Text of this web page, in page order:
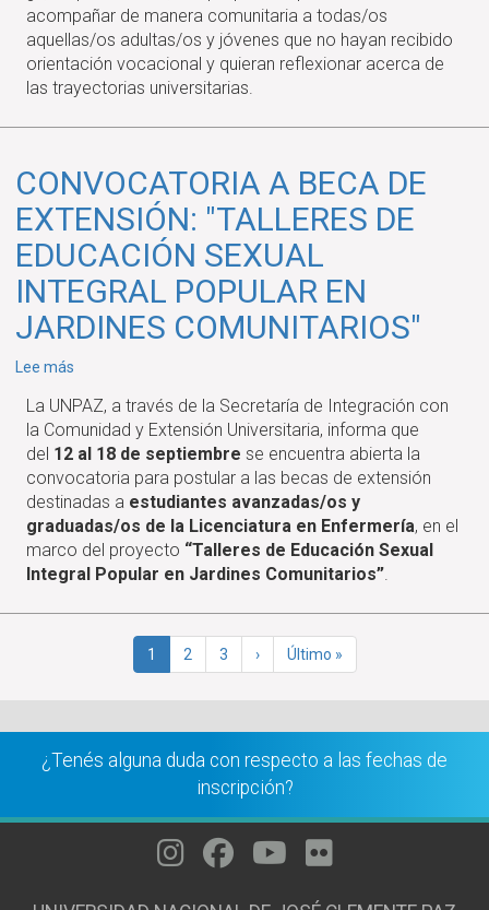
ser?"
acompañar de manera comunitaria a todas/os
aquellas/os adultas/os y jóvenes que no hayan recibido
orientación vocacional y quieran reflexionar acerca de
las trayectorias universitarias.
CONVOCATORIA A BECA DE
EXTENSIÓN: "TALLERES DE
EDUCACIÓN SEXUAL
INTEGRAL POPULAR EN
JARDINES COMUNITARIOS"
Lee más
A
BECA
DE
EXTENSIÓN:
"TALLERES
DE
EDUCACIÓN
SEXUAL
INTEGRAL
POPULAR
JARDINES
La UNPAZ, a través de la Secretaría de Integración con
la Comunidad y Extensión Universitaria, informa que
del 12 al 18 de septiembre se encuentra abierta la
convocatoria para postular a las becas de extensión
destinadas a estudiantes avanzadas/os y
graduadas/os de la Licenciatura en Enfermería, en el
marco del proyecto “Talleres de Educación Sexual
Integral Popular en Jardines Comunitarios”.
Página
actual
1 Página
2 Página
3
Siguiente
página
›
Última
página
Último »
¿Tenés alguna duda con respecto a las fechas de
inscripción?